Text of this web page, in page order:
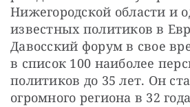
Нижегородской области и
известных политиков в
Давосский форум в свое
в список 100 наиболее
политиков до 35 лет. Он
огромного региона в 32